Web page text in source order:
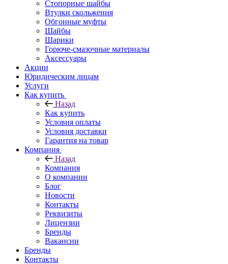
Стопорные шайбы
Втулки скольжения
Обгонные муфты
Шайбы
Шарики
Горюче-смазочные материалы
Аксессуары
Акции
Юридическим лицам
Услуги
Как купить
Назад
Как купить
Условия оплаты
Условия доставки
Гарантия на товар
Компания
Назад
Компания
О компании
Блог
Новости
Контакты
Реквизиты
Лицензии
Бренды
Вакансии
Бренды
Контакты